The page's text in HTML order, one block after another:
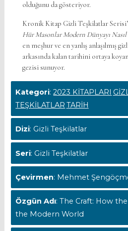
olduğunu da gösteriyor.
Kronik Kitap Gizli Teşkilatlar
Hür Masonlar Modern Dünyayı
en meşhur ve en yanlış anlaşılmış
arkasında kalan tarihini ortaya
gezisi sunuyor.
Kategori:2023 KİTAPLARI
TEŞKİLATLAR TARİH
Dizi: Gizli Teşkilatlar
Seri: Gizli Teşkilatlar
Çevirmen: Mehmet
Özgün Adı: The Craft: How
the Modern World